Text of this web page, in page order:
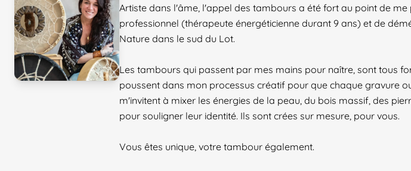
Artiste dans l'âme, l'appel des tambours a été fort au point de
professionnel (thérapeute énergéticienne durant 9 ans) et de
Nature dans le sud du Lot.
Les tambours qui passent par mes mains pour naître, sont tous
poussent dans mon processus créatif pour que chaque gravure
m'invitent à mixer les énergies de la peau, du bois massif, des
pour souligner leur identité. Ils sont crées sur mesure, pour vous.
Vous êtes unique, votre tambour également.